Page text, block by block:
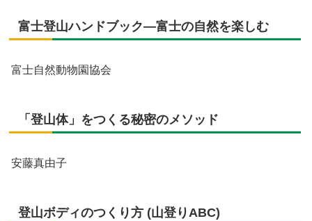
富士登山ハンドブック―富士の自然を楽しむ
富士自然動物園協会
「登山体」をつくる秘密のメソッド
安藤真由子
登山ボディのつくり方 (山登りABC)